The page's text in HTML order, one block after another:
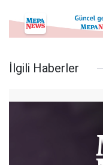
İlgili Haberler